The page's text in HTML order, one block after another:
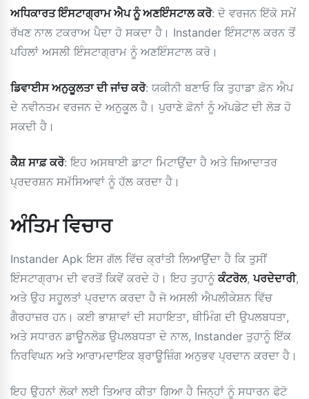
ਅਧਿਕਾਰਤ ਇੰਸਟਾਗ੍ਰਾਮ ਐਪ ਨੂੰ ਅਣਇੰਸਟਾਲ ਕਰੋ: ਦੋ ਵਰਜਨ ਇੱਕੋ ਸਮੇਂ
ਰੱਖਣ ਨਾਲ ਟਕਰਾਅ ਪੈਦਾ ਹੋ ਸਕਦਾ ਹੈ। Instander ਇੰਸਟਾਲ ਕਰਨ ਤੋਂ
ਪਹਿਲਾਂ ਅਸਲੀ ਇੰਸਟਾਗ੍ਰਾਮ ਨੂੰ ਅਣਇੰਸਟਾਲ ਕਰੋ।
ਡਿਵਾਈਸ ਅਨੁਕੂਲਤਾ ਦੀ ਜਾਂਚ ਕਰੋ: ਯਕੀਨੀ ਬਣਾਓ ਕਿ ਤੁਹਾਡਾ ਫ਼ੋਨ ਐਪ
ਦੇ ਨਵੀਨਤਮ ਵਰਜਨ ਦੇ ਅਨੁਕੂਲ ਹੈ। ਪੁਰਾਣੇ ਫ਼ੋਨਾਂ ਨੂੰ ਅੱਪਡੇਟ ਦੀ ਲੋੜ ਹੋ
ਸਕਦੀ ਹੈ।
ਕੈਸ਼ ਸਾਫ਼ ਕਰੋ: ਇਹ ਅਸਥਾਈ ਡਾਟਾ ਮਿਟਾਉਂਦਾ ਹੈ ਅਤੇ ਜ਼ਿਆਦਾਤਰ
ਪ੍ਰਦਰਸ਼ਨ ਸਮੱਸਿਆਵਾਂ ਨੂੰ ਹੱਲ ਕਰਦਾ ਹੈ।
ਅੰਤਿਮ ਵਿਚਾਰ
Instander Apk ਇਸ ਗੱਲ ਵਿੱਚ ਕ੍ਰਾਂਤੀ ਲਿਆਉਂਦਾ ਹੈ ਕਿ ਤੁਸੀਂ
ਇੰਸਟਾਗ੍ਰਾਮ ਦੀ ਵਰਤੋਂ ਕਿਵੇਂ ਕਰਦੇ ਹੋ। ਇਹ ਤੁਹਾਨੂੰਕੰਟਰੋਲ,ਪਰਦੇਦਾਰੀ,
ਅਤੇ ਉਹ ਸਹੂਲਤਾਂ ਪ੍ਰਦਾਨ ਕਰਦਾ ਹੈ ਜੋ ਅਸਲੀ ਐਪਲੀਕੇਸ਼ਨ ਵਿੱਚ
ਗੈਰਹਾਜ਼ਰ ਹਨ। ਕਈ ਭਾਸ਼ਾਵਾਂ ਦੀ ਸਹਾਇਤਾ, ਥੀਮਿੰਗ ਦੀ ਉਪਲਬਧਤਾ,
ਅਤੇ ਸਧਾਰਨ ਡਾਊਨਲੋਡ ਉਪਲਬਧਤਾ ਦੇ ਨਾਲ, Instander ਤੁਹਾਨੂੰ ਇੱਕ
ਨਿਰਵਿਘਨ ਅਤੇ ਆਰਾਮਦਾਇਕ ਬ੍ਰਾਊਜ਼ਿੰਗ ਅਨੁਭਵ ਪ੍ਰਦਾਨ ਕਰਦਾ ਹੈ।
ਇਹ ਉਹਨਾਂ ਲੋਕਾਂ ਲਈ ਤਿਆਰ ਕੀਤਾ ਗਿਆ ਹੈ ਜਿਨ੍ਹਾਂ ਨੂੰ ਸਧਾਰਨ ਫੋਟੋ